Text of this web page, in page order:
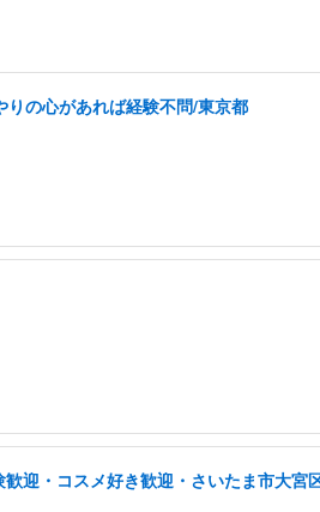
の心があれば経験不問/東京都
迎・コスメ好き歓迎・さいたま市大宮